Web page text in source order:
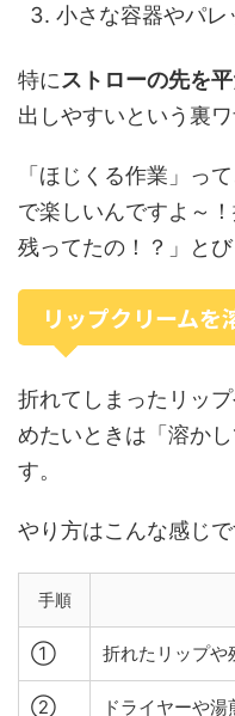
小さな容器やパレ
特にストローの先を
出しやすいという裏ワ
「ほじくる作業」っ
で楽しいんですよ～
残ってたの！？」と
リップクリームを
折れてしまったリッ
めたいときは「溶か
す。
やり方はこんな感じで
手順
① 折れたリップや
② ドライヤーや